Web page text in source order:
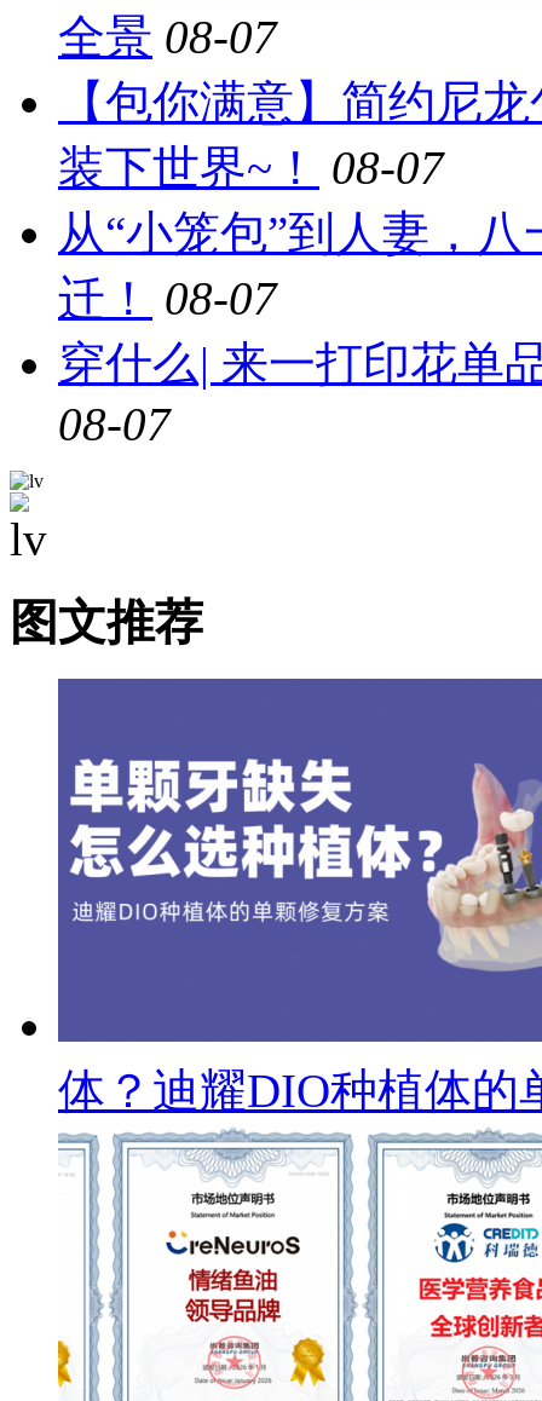
全景 08-07
【包你满意】简约尼
装下世界~！
08-07
从“小笼包”到人妻，
迁！
08-07
穿什么| 来一打印花单
08-07
图文推荐
体？迪耀DIO种植体的